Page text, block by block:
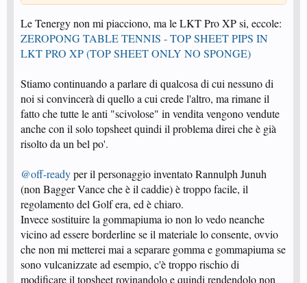
Le Tenergy non mi piacciono, ma le LKT Pro XP si, eccole:
ZEROPONG TABLE TENNIS - TOP SHEET PIPS IN
LKT PRO XP (TOP SHEET ONLY NO SPONGE)
Stiamo continuando a parlare di qualcosa di cui nessuno di
noi si convincerà di quello a cui crede l'altro, ma rimane il
fatto che tutte le anti "scivolose" in vendita vengono vendute
anche con il solo topsheet quindi il problema direi che è già
risolto da un bel po'.
@off-readyper il personaggio inventato Rannulph Junuh
(non Bagger Vance che è il caddie) è troppo facile, il
regolamento del Golf era, ed è chiaro.
Invece sostituire la gommapiuma io non lo vedo neanche
vicino ad essere borderline se il materiale lo consente, ovvio
che non mi metterei mai a separare gomma e gommapiuma se
sono vulcanizzate ad esempio, c'è troppo rischio di
modificare il topsheet rovinandolo e quindi rendendolo non